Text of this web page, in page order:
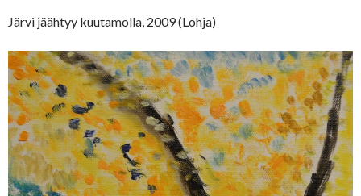
Järvi jäähtyy kuutamolla, 2009 (Lohja)